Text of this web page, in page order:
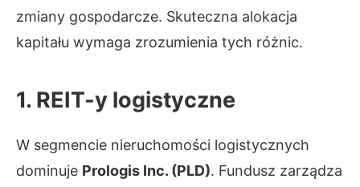
zmiany gospodarcze. Skuteczna alokacja
kapitału wymaga zrozumienia tych różnic.
1. REIT-y logistyczne
W segmencie nieruchomości logistycznych
dominuje Prologis Inc. (PLD). Fundusz zarządza